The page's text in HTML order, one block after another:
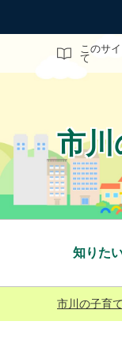
このサ
て
市
知りた
市川の子育